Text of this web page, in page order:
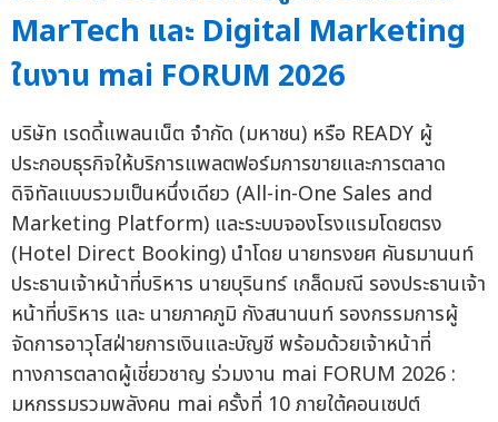
MarTech และ Digital Marketing
ในงาน mai FORUM 2026
บริษัท เรดดี้แพลนเน็ต จำกัด (มหาชน) หรือ READY ผู้
ประกอบธุรกิจให้บริการแพลตฟอร์มการขายและการตลาด
ดิจิทัลแบบรวมเป็นหนึ่งเดียว (All-in-One Sales and
Marketing Platform) และระบบจองโรงแรมโดยตรง
(Hotel Direct Booking) นำโดย นายทรงยศ คันธมานนท์
ประธานเจ้าหน้าที่บริหาร นายบุรินทร์ เกล็ดมณี รองประธานเจ้า
หน้าที่บริหาร และ นายภาคภูมิ กังสนานนท์ รองกรรมการผู้
จัดการอาวุโสฝ่ายการเงินและบัญชี พร้อมด้วยเจ้าหน้าที่
ทางการตลาดผู้เชี่ยวชาญ ร่วมงาน mai FORUM 2026 :
มหกรรมรวมพลังคน mai ครั้งที่ 10 ภายใต้คอนเซปต์